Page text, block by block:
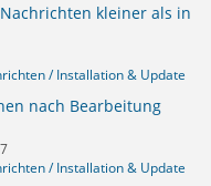
kleiner als in
/ Installation & Update
nach Bearbeitung
/ Installation & Update